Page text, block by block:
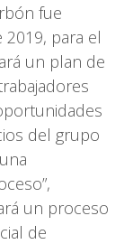
fue
para el
un plan de
del grupo
un proceso
de